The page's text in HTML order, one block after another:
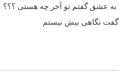
به عشق گفتم تو آخر چه هستی ؟؟؟
گفت نگاهی بیش نیستم